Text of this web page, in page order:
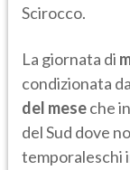
Scirocco.
La giornata di
condizionata
del meseche
del Sud dove
temporaleschi